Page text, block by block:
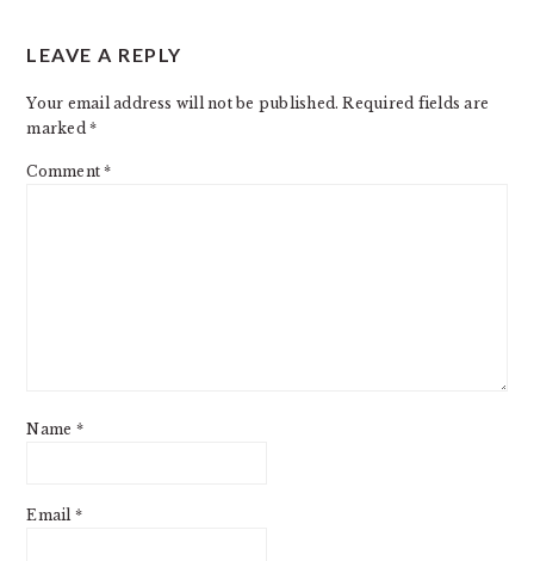
INTERACTIONS
LEAVE A REPLY
Your email address will not be published. Required fields are
marked*
Comment*
Name *
Email *